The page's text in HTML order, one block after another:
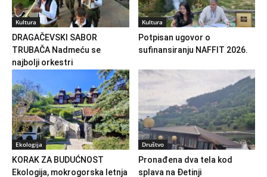
Kultura
DRAGAČEVSKI SABOR
TRUBAČA Nadmeću se
najbolji orkestri
Kultura
Potpisan ugovor o
sufinansiranju NAFFIT 2026.
Ekologija
KORAK ZA BUDUĆNOST
Ekologija, mokrogorska letnja
Društvo
Pronađena dva tela kod
splava na Đetinji